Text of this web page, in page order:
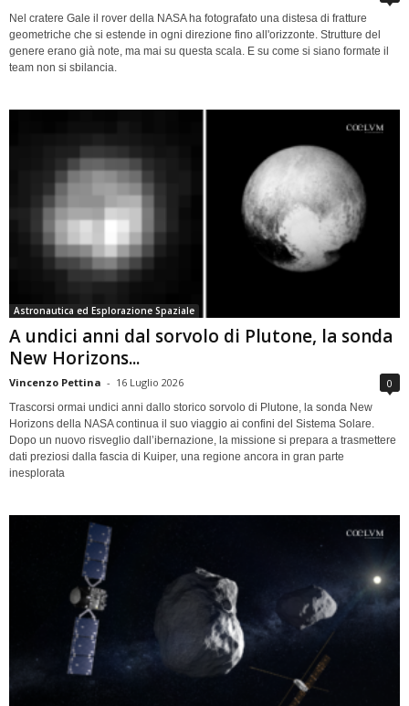
Nel cratere Gale il rover della NASA ha fotografato una distesa di fratture
geometriche che si estende in ogni direzione fino all'orizzonte. Strutture del
genere erano già note, ma mai su questa scala. E su come si siano formate il
team non si sbilancia.
Astronautica ed Esplorazione Spaziale
A undici anni dal sorvolo di Plutone, la sonda
New Horizons...
Vincenzo Pettina - 16 Luglio 2026 0
Trascorsi ormai undici anni dallo storico sorvolo di Plutone, la sonda New
Horizons della NASA continua il suo viaggio ai confini del Sistema Solare.
Dopo un nuovo risveglio dall’ibernazione, la missione si prepara a trasmettere
dati preziosi dalla fascia di Kuiper, una regione ancora in gran parte
inesplorata